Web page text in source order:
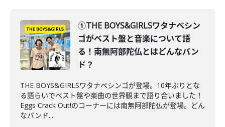
①THE BOYS&GIRLSワタナベシン
ゴがベスト盤と音楽について語
る！南無阿部陀仏とはどんなバン
ド？
THE BOYS&GIRLSワタナベシンゴが登場。10年ぶりとな
る語らいでベスト盤や楽曲の世界観まで語り合いました！
Eggs Crack Out!のコーナーには南無阿部陀仏が登場。どん
なバンド...